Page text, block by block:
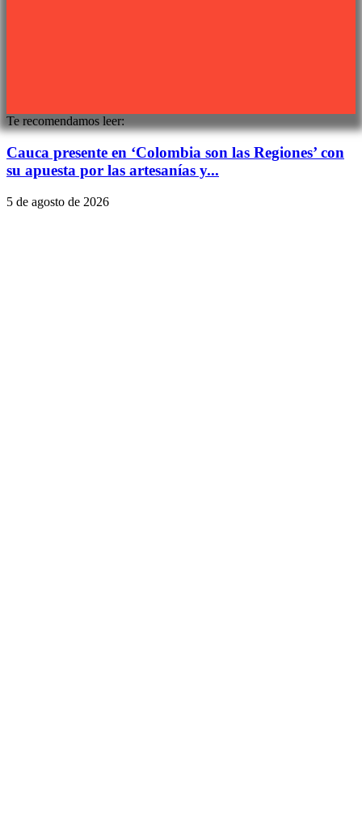
Te recomendamos leer:
Cauca presente en ‘Colombia son las Regiones’ con
su apuesta por las artesanías y...
5 de agosto de 2026